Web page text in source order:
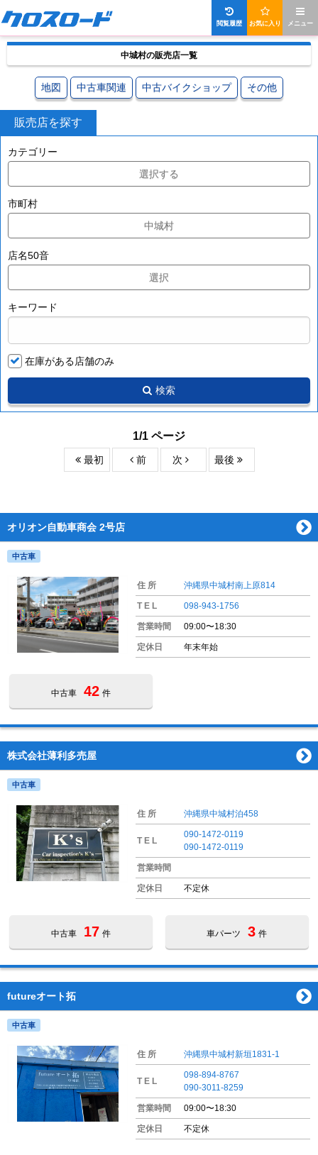
メニュー
お気に入り
閲覧履歴
中城村の販売店一覧
地図 中古車関連 中古バイクショップ その他
販売店を探す
カテゴリー
選択する
市町村
中城村
店名50音
選択
キーワード
在庫がある店舗のみ
検索
1/1 ページ
最初 前 次 最後
オリオン自動車商会 2号店
中古車
住 所 沖縄県中城村南上原814
T E L 098-943-1756
営業時間 09:00〜18:30
定休日 年末年始
中古車 42 件
株式会社薄利多売屋
中古車
住 所 沖縄県中城村泊458
T E L
090-1472-0119
090-1472-0119
営業時間
定休日 不定休
中古車 17 件 車パーツ 3 件
futureオート拓
中古車
住 所 沖縄県中城村新垣1831-1
T E L
098-894-8767
090-3011-8259
営業時間 09:00〜18:30
定休日 不定休